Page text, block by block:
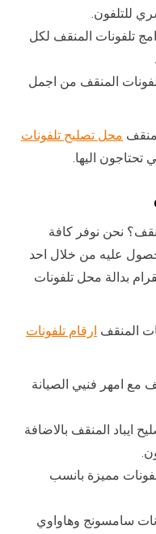
للتلفون.
تلفونات المنقف لكل
المنقف من اجمل
محل تصليح تلفونات
اليها.
نحن نوفر كافة
عليه من خلال احد
بدالة محل تلفونات
المنقف ارقام تلفونات
مع امهر فنيي الصيانة
ايباد المنقف بالاضافة
مميزة بانسب
سامسونج وهاواوي